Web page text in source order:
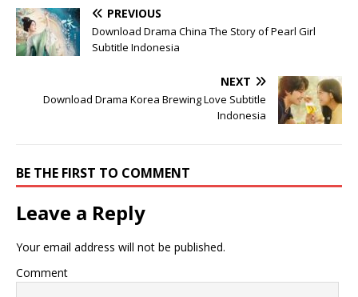
PREVIOUS
Download Drama China The Story of Pearl Girl
Subtitle Indonesia
NEXT
Download Drama Korea Brewing Love Subtitle
Indonesia
BE THE FIRST TO COMMENT
Leave a Reply
Your email address will not be published.
Comment